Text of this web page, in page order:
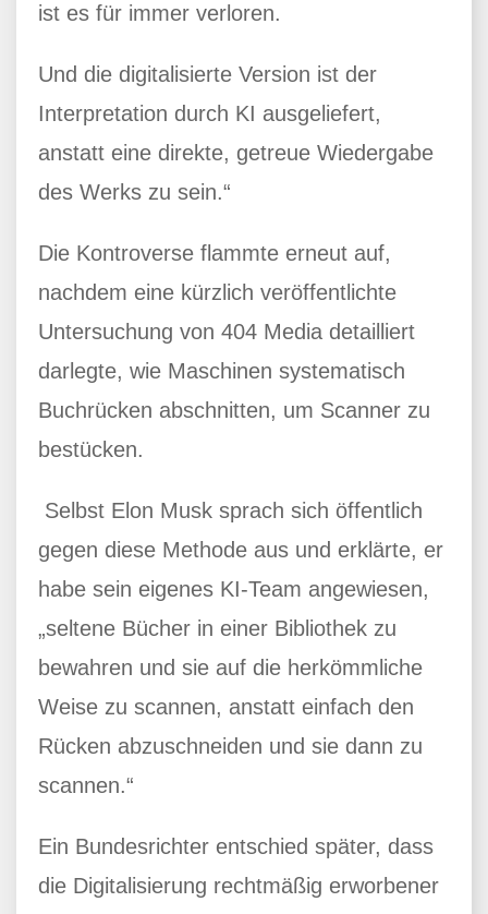
ist es für immer verloren.
Und die digitalisierte Version ist der
Interpretation durch KI ausgeliefert,
anstatt eine direkte, getreue Wiedergabe
des Werks zu sein.“
Die Kontroverse flammte erneut auf,
nachdem eine kürzlich veröffentlichte
Untersuchung von 404 Media detailliert
darlegte, wie Maschinen systematisch
Buchrücken abschnitten, um Scanner zu
bestücken.
Selbst Elon Musk sprach sich öffentlich
gegen diese Methode aus und erklärte, er
habe sein eigenes KI-Team angewiesen,
„seltene Bücher in einer Bibliothek zu
bewahren und sie auf die herkömmliche
Weise zu scannen, anstatt einfach den
Rücken abzuschneiden und sie dann zu
scannen.“
Ein Bundesrichter entschied später, dass
die Digitalisierung rechtmäßig erworbener